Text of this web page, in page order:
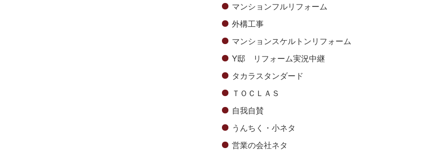
マンションフルリフォーム
外構工事
マンションスケルトンリフォーム
Y邸 リフォーム実況中継
タカラスタンダード
ＴＯＣＬＡＳ
自我自賛
うんちく・小ネタ
営業の会社ネタ